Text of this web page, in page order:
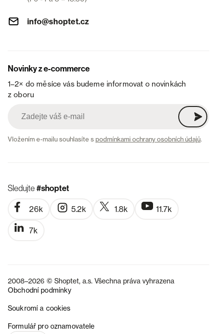
info@shoptet.cz
Novinky z e-commerce
1–2× do měsíce vás budeme informovat o novinkách
z oboru
Vložením e-mailu souhlasíte spodmínkami ochrany osobních údajů.
Sledujte#shoptet
26k 5.2k 1.8k 11.7k
7k
2008–2026 © Shoptet, a.s. Všechna práva vyhrazena
Obchodní podmínky
Soukromí a cookies
Formulář pro oznamovatele